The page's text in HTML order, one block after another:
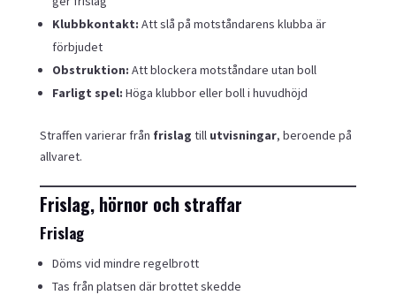
Klubbkontakt: Att slå på motståndarens klubba är
förbjudet
Obstruktion: Att blockera motståndare utan boll
Farligt spel: Höga klubbor eller boll i huvudhöjd
Straffen varierar från frislag till utvisningar, beroende på
allvaret.
Frislag, hörnor och straffar
Frislag
Döms vid mindre regelbrott
Tas från platsen där brottet skedde